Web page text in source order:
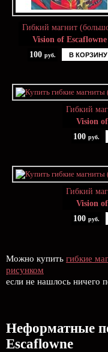
Гибкий магнит
Vision of Escaflowne
100 руб. В КОРЗИНУ
Гибкий
Vision
100 руб.
Гибкий
Vision
100 руб.
Можно купить гибкие
рисунком
если не нашлось ничего
Неформатные
Escaflowne